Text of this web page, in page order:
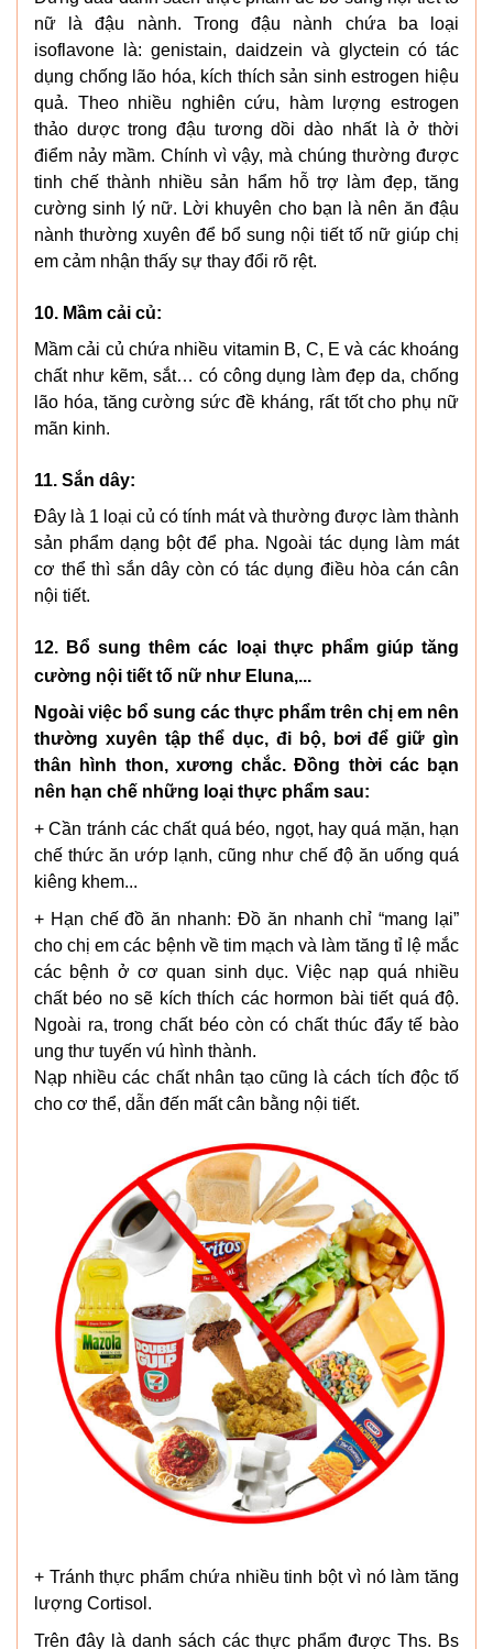
nữ là đậu nành. Trong đậu nành chứa ba loại
isoflavone là: genistain, daidzein và glyctein có tác
dụng chống lão hóa, kích thích sản sinh estrogen hiệu
quả. Theo nhiều nghiên cứu, hàm lượng estrogen
thảo dược trong đậu tương dồi dào nhất là ở thời
điểm nảy mầm. Chính vì vậy, mà chúng thường được
tinh chế thành nhiều sản hẩm hỗ trợ làm đẹp, tăng
cường sinh lý nữ. Lời khuyên cho bạn là nên ăn đậu
nành thường xuyên để bổ sung nội tiết tố nữ giúp chị
em cảm nhận thấy sự thay đổi rõ rệt.
10. Mầm cải củ:
Mầm cải củ chứa nhiều vitamin B, C, E và các khoáng
chất như kẽm, sắt… có công dụng làm đẹp da, chống
lão hóa, tăng cường sức đề kháng, rất tốt cho phụ nữ
mãn kinh.
11. Sắn dây:
Đây là 1 loại củ có tính mát và thường được làm thành
sản phẩm dạng bột để pha. Ngoài tác dụng làm mát
cơ thể thì sắn dây còn có tác dụng điều hòa cán cân
nội tiết.
12. Bổ sung thêm các loại thực phẩm giúp tăng
cường nội tiết tố nữ như Eluna,...
Ngoài việc bổ sung các thực phẩm trên chị em nên
thường xuyên tập thể dục, đi bộ, bơi để giữ gìn
thân hình thon, xương chắc. Đồng thời các bạn
nên hạn chế những loại thực phẩm sau:
+ Cần tránh các chất quá béo, ngọt, hay quá mặn, hạn
chế thức ăn ướp lạnh, cũng như chế độ ăn uống quá
kiêng khem...
+ Hạn chế đồ ăn nhanh: Đồ ăn nhanh chỉ “mang lại”
cho chị em các bệnh về tim mạch và làm tăng tỉ lệ mắc
các bệnh ở cơ quan sinh dục. Việc nạp quá nhiều
chất béo no sẽ kích thích các hormon bài tiết quá độ.
Ngoài ra, trong chất béo còn có chất thúc đẩy tế bào
ung thư tuyến vú hình thành.
Nạp nhiều các chất nhân tạo cũng là cách tích độc tố
cho cơ thể, dẫn đến mất cân bằng nội tiết.
+ Tránh thực phẩm chứa nhiều tinh bột vì nó làm tăng
lượng Cortisol.
Trên đây là danh sách các thực phẩm được Ths. Bs